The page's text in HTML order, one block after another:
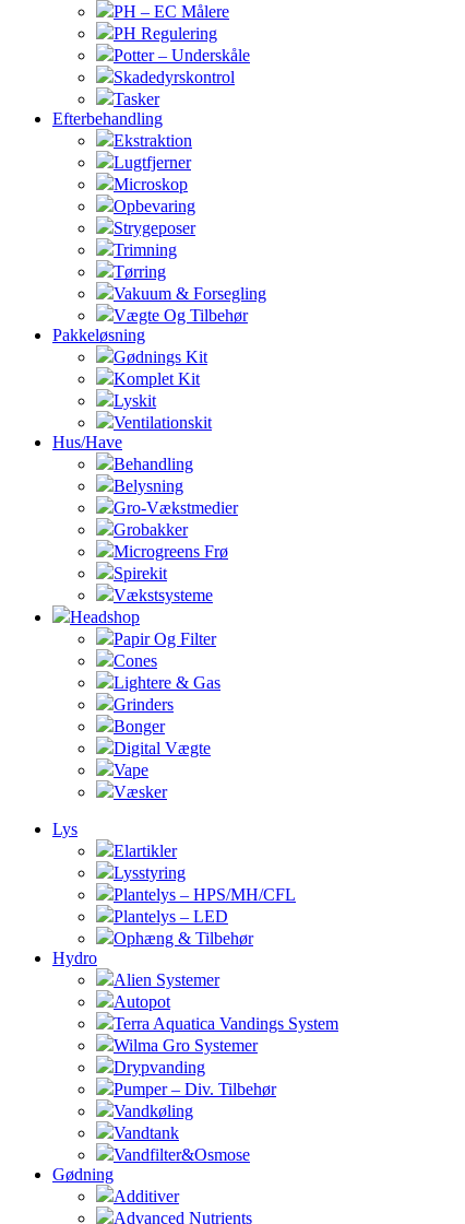
PH – EC Målere
PH Regulering
Potter – Underskåle
Skadedyrskontrol
Tasker
Efterbehandling
Ekstraktion
Lugtfjerner
Microskop
Opbevaring
Strygeposer
Trimning
Tørring
Vakuum & Forsegling
Vægte Og Tilbehør
Pakkeløsning
Gødnings Kit
Komplet Kit
Lyskit
Ventilationskit
Hus/Have
Behandling
Belysning
Gro-Vækstmedier
Grobakker
Microgreens Frø
Spirekit
Vækstsysteme
Headshop
Papir Og Filter
Cones
Lightere & Gas
Grinders
Bonger
Digital Vægte
Vape
Væsker
Lys
Elartikler
Lysstyring
Plantelys – HPS/MH/CFL
Plantelys – LED
Ophæng & Tilbehør
Hydro
Alien Systemer
Autopot
Terra Aquatica Vandings System
Wilma Gro Systemer
Drypvanding
Pumper – Div. Tilbehør
Vandkøling
Vandtank
Vandfilter&Osmose
Gødning
Additiver
Advanced Nutrients